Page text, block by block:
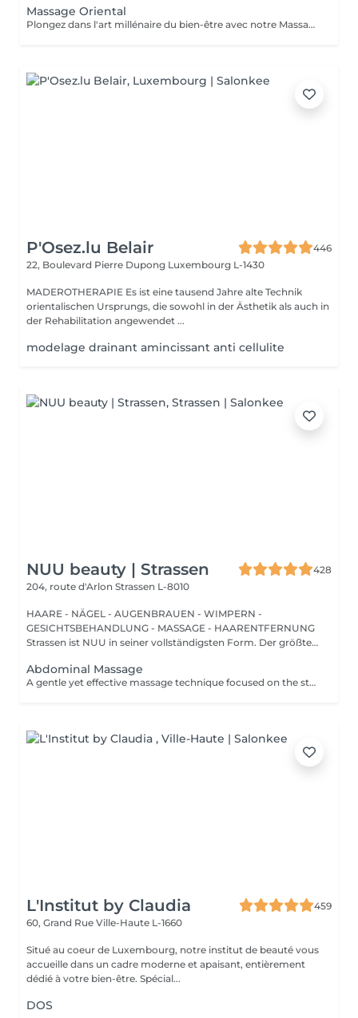
Massage Oriental
Plongez dans l'art millénaire du bien-être avec notre Massage Oriental. Cette expérience vous transporte vers des contrées lointaines, alliant des techniques de massage traditionnelles à des parfums envoûtants. Laissez-vous envelopper par des mouvements doux et apaisants qui éveillent vos sens tout en relâchant les tensions. Découvrez l'harmonie du corps et de l'esprit dans une atmosphère exotique. Réservez votre voyage vers la sérénité aujourd'hui.
P'Osez.lu Belair
446
22, Boulevard Pierre Dupong Luxembourg L-1430
MADEROTHERAPIE Es ist eine tausend Jahre alte Technik
orientalischen Ursprungs, die sowohl in der Ästhetik als auch in
der Rehabilitation angewendet ...
modelage drainant amincissant anti cellulite
NUU beauty | Strassen
428
204, route d'Arlon Strassen L-8010
HAARE - NÄGEL - AUGENBRAUEN - WIMPERN -
GESICHTSBEHANDLUNG - MASSAGE - HAARENTFERNUNG
Strassen ist NUU in seiner vollständigsten Form. Der größte
Abdominal Massage
A gentle yet effective massage technique focused on the stomach area, designed to stimulate digestion, relieve bloating, and support lymphatic drainage. Using slow, circular movements, it helps release tension in the abdominal muscles, ease discomfort, and promote overall relaxation and wellbeing.
L'Institut by Claudia
459
60, Grand Rue Ville-Haute L-1660
Situé au coeur de Luxembourg, notre institut de beauté vous
accueille dans un cadre moderne et apaisant, entièrement
dédié à votre bien-être. Spécial...
DOS